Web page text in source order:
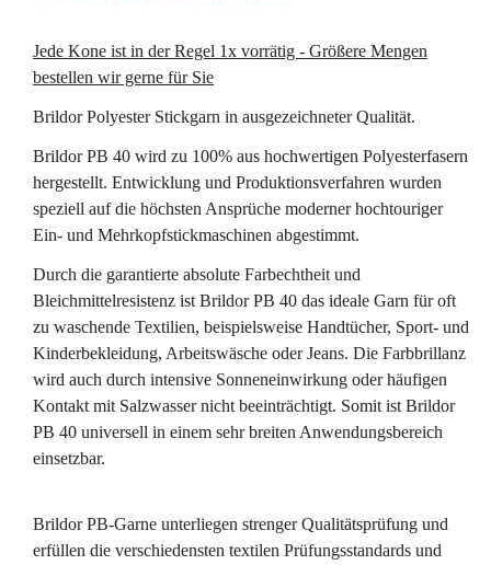
Jede Kone ist in der Regel 1x vorrätig - Größere Mengen
bestellen wir gerne für Sie
Brildor Polyester Stickgarn in ausgezeichneter Qualität.
Brildor PB 40 wird zu 100% aus hochwertigen Polyesterfasern
hergestellt. Entwicklung und Produktionsverfahren wurden
speziell auf die höchsten Ansprüche moderner hochtouriger
Ein- und Mehrkopfstickmaschinen abgestimmt.
Durch die garantierte absolute Farbechtheit und
Bleichmittelresistenz ist Brildor PB 40 das ideale Garn für oft
zu waschende Textilien, beispielsweise Handtücher, Sport- und
Kinderbekleidung, Arbeitswäsche oder Jeans. Die Farbbrillanz
wird auch durch intensive Sonneneinwirkung oder häufigen
Kontakt mit Salzwasser nicht beeinträchtigt. Somit ist Brildor
PB 40 universell in einem sehr breiten Anwendungsbereich
einsetzbar.
Brildor PB-Garne unterliegen strenger Qualitätsprüfung und
erfüllen die verschiedensten textilen Prüfungsstandards und